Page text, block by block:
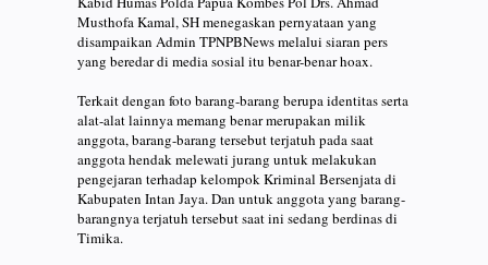
Musthofa Kamal, SH menegaskan pernyataan yang
disampaikan Admin TPNPBNews melalui siaran pers
yang beredar di media sosial itu benar-benar hoax.
Terkait dengan foto barang-barang berupa identitas serta
alat-alat lainnya memang benar merupakan milik
anggota, barang-barang tersebut terjatuh pada saat
anggota hendak melewati jurang untuk melakukan
pengejaran terhadap kelompok Kriminal Bersenjata di
Kabupaten Intan Jaya. Dan untuk anggota yang barang-
barangnya terjatuh tersebut saat ini sedang berdinas di
Timika.